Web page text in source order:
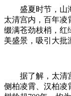
盛夏时节，山
太清宫内，百年凌
缀满苍劲枝梢，红
美盛景，吸引大批